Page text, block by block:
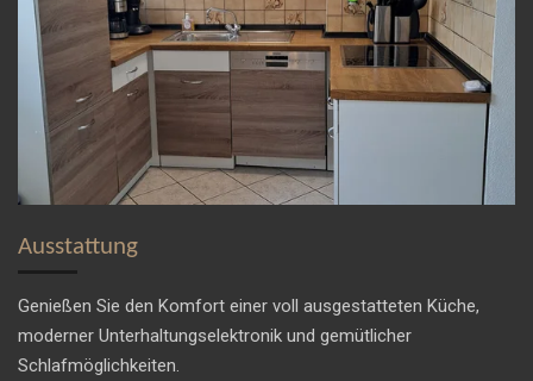
Ausstattung
Genießen Sie den Komfort einer voll ausgestatteten Küche,
moderner Unterhaltungselektronik und gemütlicher
Schlafmöglichkeiten.